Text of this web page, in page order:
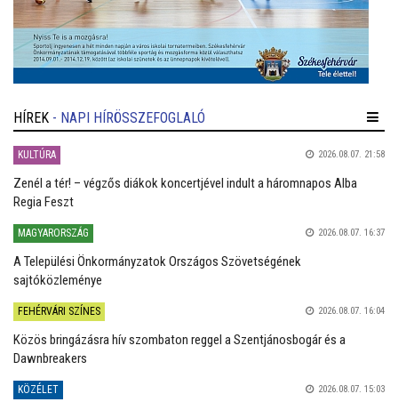
HÍREK - NAPI HÍRÖSSZEFOGLALÓ
KULTÚRA 2026.08.07. 21:58
Zenél a tér! – végzős diákok koncertjével indult a háromnapos Alba
Regia Feszt
MAGYARORSZÁG 2026.08.07. 16:37
A Települési Önkormányzatok Országos Szövetségének
sajtóközleménye
FEHÉRVÁRI SZÍNES 2026.08.07. 16:04
Közös bringázásra hív szombaton reggel a Szentjánosbogár és a
Dawnbreakers
KÖZÉLET 2026.08.07. 15:03